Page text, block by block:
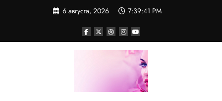
6 августа, 2026 7:39:42 PM